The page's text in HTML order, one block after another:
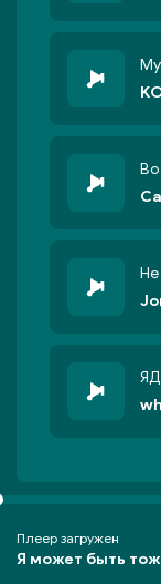
Во
Не
ЯД
Плеер загружен
Я может быть